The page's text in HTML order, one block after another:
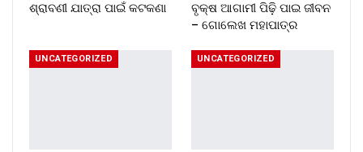
ଶ୍ରାବଣୀ ଯାତ୍ରା ପାଇଁ କଟକଣା
ବୃକ୍ଷ ଆଗାମୀ ପିଢ଼ି ପାଇ ଜୀବନ
– ଗୋଲେଖ ମହାପାତ୍ର
UNCATEGORIZED UNCATEGORIZED